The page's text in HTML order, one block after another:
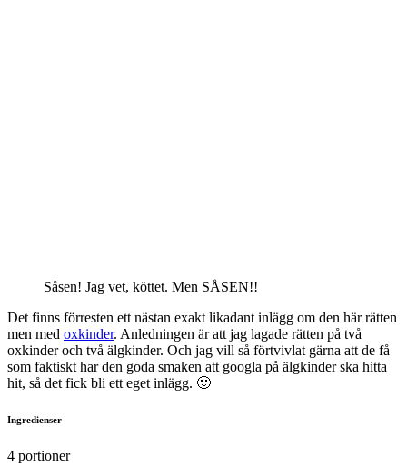
Såsen! Jag vet, köttet. Men SÅSEN!!
Det finns förresten ett nästan exakt likadant inlägg om den här rätten
men med oxkinder. Anledningen är att jag lagade rätten på två
oxkinder och två älgkinder. Och jag vill så förtvivlat gärna att de få
som faktiskt har den goda smaken att googla på älgkinder ska hitta
hit, så det fick bli ett eget inlägg. 🙂
Ingredienser
4 portioner